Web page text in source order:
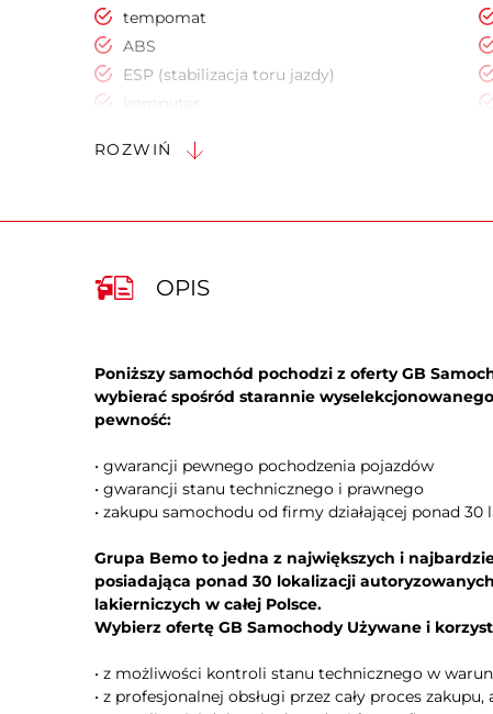
tempomat
ABS
ESP (stabilizacja toru jazdy)
ROZWIŃ
OPIS
Poniższy samochód pochodzi z oferty GB
wybierać spośród starannie
pewność:
• gwarancji pewnego pochodzenia pojazdów
• gwarancji stanu technicznego i prawnego
• zakupu samochodu od firmy działającej ponad 30
Grupa Bemo to jedna z największych i
posiadająca ponad 30 lokalizacji
lakierniczych w całej Polsce.
Wybierz ofertę GB Samochody Używane i
• z możliwości kontroli stanu technicznego w
• z profesjonalnej obsługi przez cały proces